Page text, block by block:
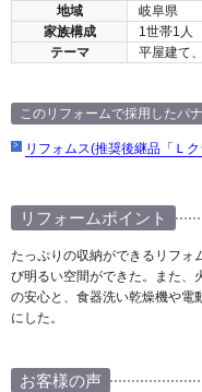
地域
岐阜県
家族構成
1世帯1人
テーマ
平屋建て
このリフォームで採用したパ
リフォムス(推奨後継品「Ｌ
リフォームポイント
たっぷりの収納ができるリフォ
び明るい空間ができた。また、
の安心と、食器洗い乾燥機や電
にした。
お客様の声